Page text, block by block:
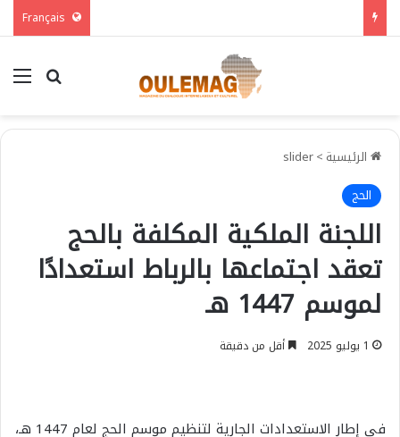
بحث عن
الرئيسية >
slider
الحج
اللجنة الملكية المكلفة بالحج
تعقد اجتماعها بالرباط استعدادًا
لموسم 1447 هـ
1 يوليو 2025 أقل من دقيقة
في إطار الاستعدادات الجارية لتنظيم موسم الحج لعام 1447 هـ،